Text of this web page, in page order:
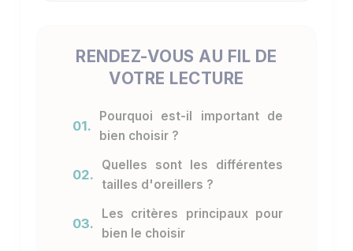
RENDEZ-VOUS AU FIL DE
VOTRE LECTURE
01.
Pourquoi est-il important de
bien choisir ?
02.
Quelles sont les différentes
tailles d'oreillers ?
03.
Les critères principaux pour
bien le choisir